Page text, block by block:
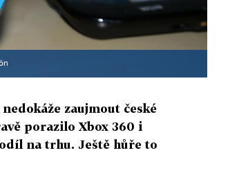
zaujmout české
porazilo Xbox 360 i
na trhu. Ještě hůře to